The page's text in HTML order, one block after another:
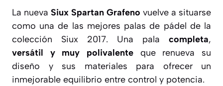
La nueva Siux Spartan Grafeno vuelve a situarse
como una de las mejores palas de pádel de la
colección Siux 2017. Una pala completa,
versátil
y muy polivalente que renueva su
diseño y sus materiales para ofrecer un
inmejorable equilibrio entre control y potencia.